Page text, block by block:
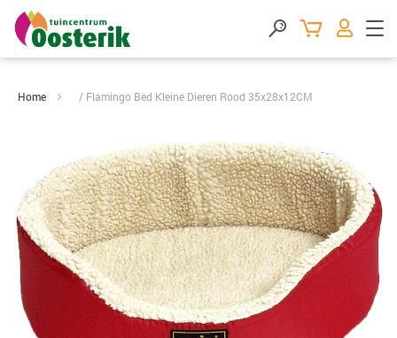
Home Flamingo Bed Kleine Dieren Rood 35x28x12CM